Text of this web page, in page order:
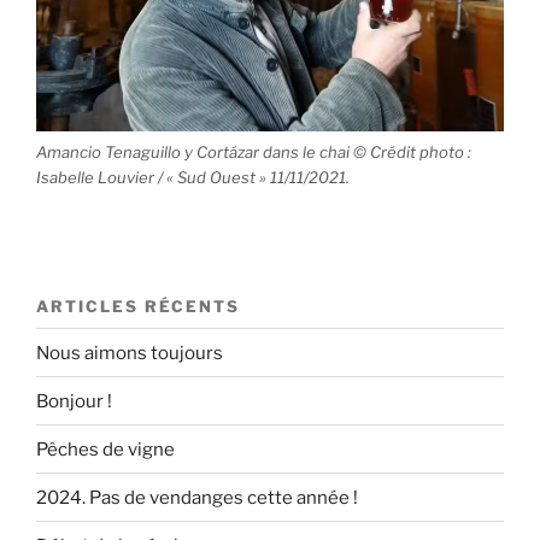
Amancio Tenaguillo y Cortázar dans le chai © Crédit photo :
Isabelle Louvier / « Sud Ouest » 11/11/2021.
ARTICLES RÉCENTS
Nous aimons toujours
Bonjour !
Pêches de vigne
2024. Pas de vendanges cette année !